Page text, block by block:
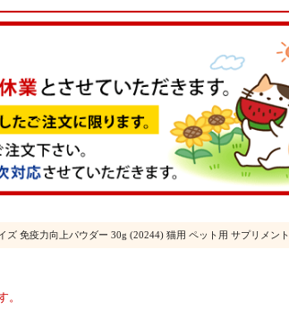
ズ 免疫力向上パウダー 30g (20244) 猫用 ペット用 サプリメント
。